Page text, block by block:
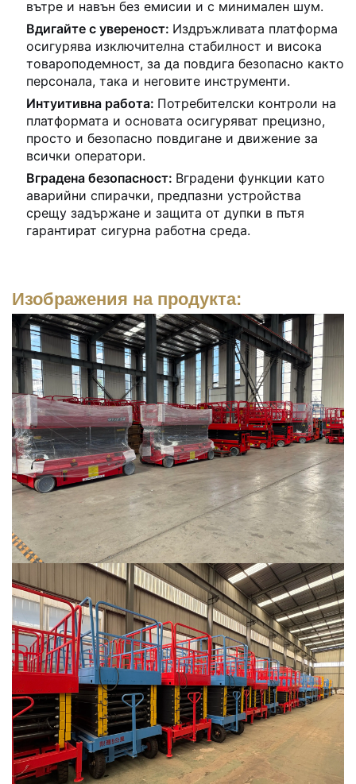
вътре и навън без емисии и с минимален шум.
Вдигайте с увереност: Издръжливата платформа
осигурява изключителна стабилност и висока
товароподемност, за да повдига безопасно както
персонала, така и неговите инструменти.
Интуитивна работа: Потребителски контроли на
платформата и основата осигуряват прецизно,
просто и безопасно повдигане и движение за
всички оператори.
Вградена безопасност: Вградени функции като
аварийни спирачки, предпазни устройства
срещу задържане и защита от дупки в пътя
гарантират сигурна работна среда.
Изображения на продукта: